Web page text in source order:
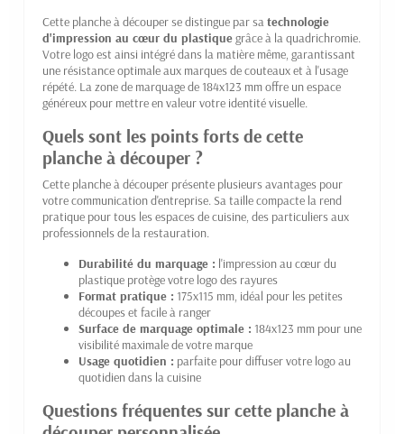
Cette planche à découper se distingue par satechnologie
d'impression au cœur du plastiquegrâce à la quadrichromie.
Votre logo est ainsi intégré dans la matière même, garantissant
une résistance optimale aux marques de couteaux et à l'usage
répété. La zone de marquage de 184x123 mm offre un espace
généreux pour mettre en valeur votre identité visuelle.
Quels sont les points forts de cette
planche à découper ?
Cette planche à découper présente plusieurs avantages pour
votre communication d'entreprise. Sa taille compacte la rend
pratique pour tous les espaces de cuisine, des particuliers aux
professionnels de la restauration.
Durabilité du marquage : l'impression au cœur du
plastique protège votre logo des rayures
Format pratique : 175x115 mm, idéal pour les petites
découpes et facile à ranger
Surface de marquage optimale : 184x123 mm pour une
visibilité maximale de votre marque
Usage quotidien : parfaite pour diffuser votre logo au
quotidien dans la cuisine
Questions fréquentes sur cette planche à